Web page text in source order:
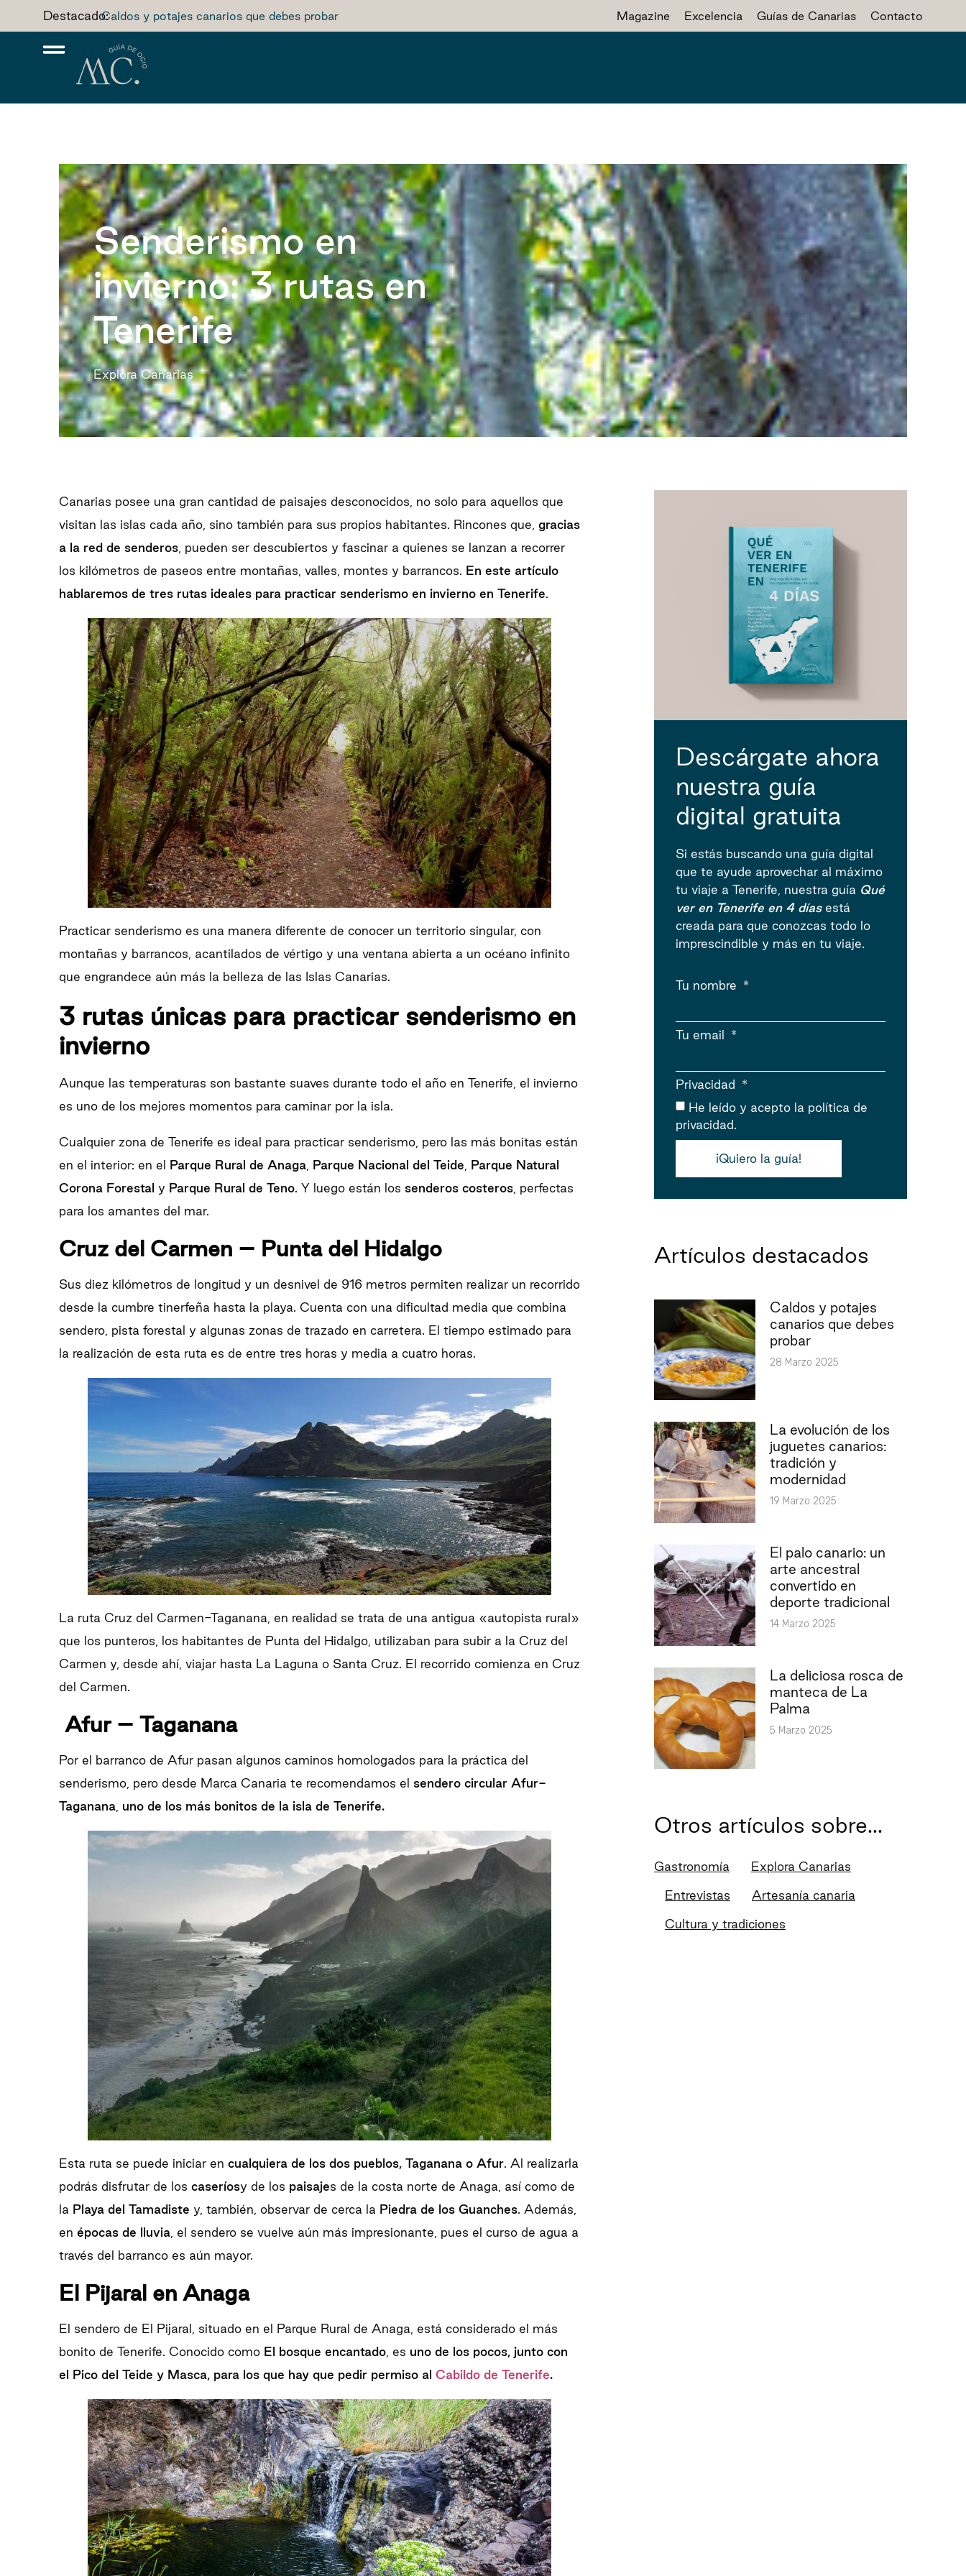
Destacado:Caldos y potajes canarios que debes probar Magazine Excelencia Guías de Canarias Contacto
Senderismo en
invierno: 3 rutas en
Tenerife
Explora Canarias
Canarias posee una gran cantidad de paisajes desconocidos, no solo para aquellos que
visitan las islas cada año, sino también para sus propios habitantes. Rincones que, gracias
a la red de senderos , pueden ser descubiertos y fascinar a quienes se lanzan a recorrer
los kilómetros de paseos entre montañas, valles, montes y barrancos. En este artículo
hablaremos de tres rutas ideales para practicar senderismo en invierno en Tenerife
Practicar senderismo es una manera diferente de conocer un territorio singular, con
montañas y barrancos, acantilados de vértigo y una ventana abierta a un océano infinito
que engrandece aún más la belleza de las Islas Canarias.
3 rutas únicas para practicar senderismo en
invierno
Aunque las temperaturas son bastante suaves durante todo el año en Tenerife, el invierno
es uno de los mejores momentos para caminar por la isla.
Cualquier zona de Tenerife es ideal para practicar senderismo, pero las más bonitas están
en el interior: en el Parque Rural de Anaga Parque Nacional del Teide Parque Natural
Corona Forestal y Parque Rural de Teno . Y luego están los senderos costeros , perfectas
para los amantes del mar.
Cruz del Carmen – Punta del Hidalgo
Sus diez kilómetros de longitud y un desnivel de 916 metros permiten realizar un recorrido
desde la cumbre tinerfeña hasta la playa. Cuenta con una dificultad media que combina
sendero, pista forestal y algunas zonas de trazado en carretera. El tiempo estimado para
la realización de esta ruta es de entre tres horas y media a cuatro horas.
La ruta Cruz del Carmen-Taganana, en realidad se trata de una antigua «autopista rural»
que los punteros, los habitantes de Punta del Hidalgo, utilizaban para subir a la Cruz del
Carmen y, desde ahí, viajar hasta La Laguna o Santa Cruz. El recorrido comienza en Cruz
del Carmen.
Afur – Taganana
Por el barranco de Afur pasan algunos caminos homologados para la práctica del
senderismo, pero desde Marca Canaria te recomendamos el sendero circular Afur-
Taganana uno de los más bonitos de la isla de Tenerife.
Esta ruta se puede iniciar en cualquiera de los dos pueblos, Taganana o Afur . Al realizarla
podrás disfrutar de los caseríosy de los paisajes de la costa norte de Anaga, así como de
la Playa del Tamadiste y, también, observar de cerca la Piedra de los Guanches . Además,
en épocas de lluvia , el sendero se vuelve aún más impresionante, pues el curso de agua a
través del barranco es aún mayor.
El Pijaral en Anaga
El sendero de El Pijaral, situado en el Parque Rural de Anaga, está considerado el más
bonito de Tenerife. Conocido como El bosque encantado , es uno de los pocos, junto con
el Pico del Teide y Masca, para los que hay que pedir permiso al Cabildo de Tenerife.
Descárgate ahora
nuestra guía
digital gratuita
Si estás buscando una guía digital
que te ayude aprovechar al máximo
tu viaje a Tenerife, nuestra guía Qué
ver en Tenerife en 4 díasestá
creada para que conozcas todo lo
imprescindible y más en tu viaje.
Tu nombre
Tu email
Privacidad
He leído y acepto la política de
privacidad.
¡Quiero la guía!
Artículos destacados
Caldos y potajes
canarios que debes
probar
28 Marzo 2025
La evolución de los
juguetes canarios:
tradición y
modernidad
19 Marzo 2025
El palo canario: un
arte ancestral
convertido en
deporte tradicional
14 Marzo 2025
La deliciosa rosca de
manteca de La
Palma
5 Marzo 2025
Otros artículos sobre...
Gastronomía Explora Canarias
Entrevistas Artesanía canaria
Cultura y tradiciones